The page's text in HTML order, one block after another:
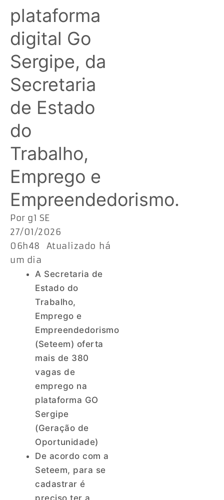
plataforma
digital Go
Sergipe, da
Secretaria
de Estado
do
Trabalho,
Emprego e
Empreendedorismo.
Por g1 SE
27/01/2026
06h48 Atualizado há
um dia
A Secretaria de
Estado do
Trabalho,
Emprego e
Empreendedorismo
(Seteem) oferta
mais de 380
vagas de
emprego na
plataforma GO
Sergipe
(Geração de
Oportunidade)
De acordo com a
Seteem, para se
cadastrar é
preciso ter a